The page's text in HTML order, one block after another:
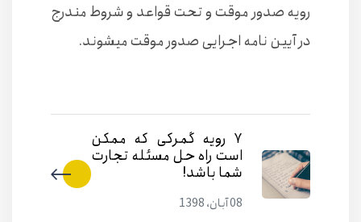
رویه صدور موقت و تحت قواعد و شروط مندرج
در آیین نامه اجرایی صدور موقت میشوند.
۷ رویه گمرکی که ممکن
است راه حل مسئله تجارت
شما باشد!
08 آبان، 1398